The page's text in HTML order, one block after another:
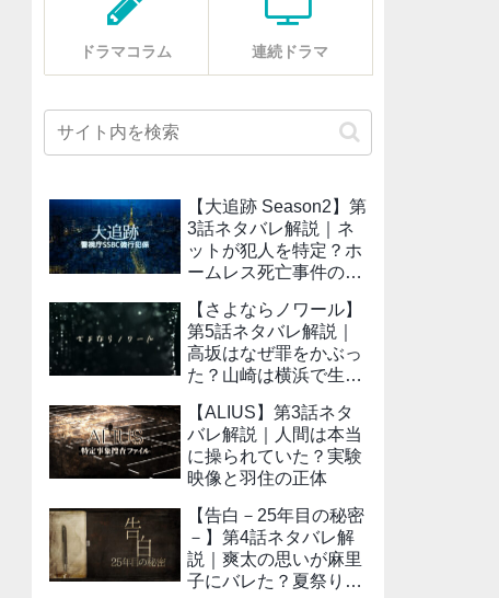
ドラマコラム 連続ドラマ
【大追跡 Season2】第
3話ネタバレ解説｜ネ
ットが犯人を特定？ホ
ームレス死亡事件の真
【さよならノワール】
第5話ネタバレ解説｜
高坂はなぜ罪をかぶっ
た？山崎は横浜で生き
【ALIUS】第3話ネタ
バレ解説｜人間は本当
に操られていた？実験
映像と羽住の正体
【告白－25年目の秘密
－】第4話ネタバレ解
説｜爽太の思いが麻里
子にバレた？夏祭りの